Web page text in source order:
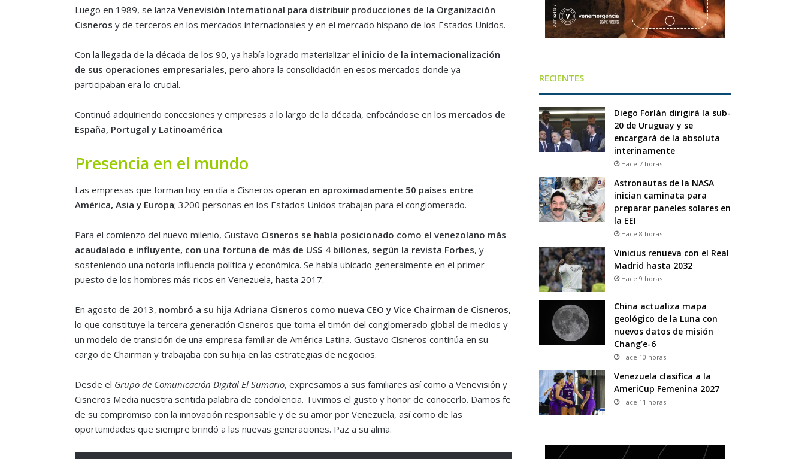
Luego en 1989, se lanza Venevisión International para distribuir producciones de la Organización
Cisneros y de terceros en los mercados internacionales y en el mercado hispano de los Estados Unidos.
Con la llegada de la década de los 90, ya había logrado materializar el inicio de la internacionalización
de sus operaciones empresariales, pero ahora la consolidación en esos mercados donde ya
participaban era lo crucial.
Continuó adquiriendo concesiones y empresas a lo largo de la década, enfocándose en los mercados de
España, Portugal y Latinoamérica.
Presencia en el mundo
Las empresas que forman hoy en día a Cisneros operan en aproximadamente 50 países entre
América, Asia y Europa; 3200 personas en los Estados Unidos trabajan para el conglomerado.
Para el comienzo del nuevo milenio, Gustavo Cisneros se había posicionado como el venezolano más
acaudalado e influyente, con una fortuna de más de US$ 4 billones, según la revista Forbes, y
sosteniendo una notoria influencia política y económica. Se había ubicado generalmente en el primer
puesto de los hombres más ricos en Venezuela, hasta 2017.
En agosto de 2013, nombró a su hija Adriana Cisneros como nueva CEO y Vice Chairman de Cisneros,
lo que constituye la tercera generación Cisneros que toma el timón del conglomerado global de medios y
un modelo de transición de una empresa familiar de América Latina. Gustavo Cisneros continúa en su
cargo de Chairman y trabajaba con su hija en las estrategias de negocios.
Desde el Grupo de Comunicación Digital El Sumario, expresamos a sus familiares así como a Venevisión y
Cisneros Media nuestra sentida palabra de condolencia. Tuvimos el gusto y honor de conocerlo. Damos fe
de su compromiso con la innovación responsable y de su amor por Venezuela, así como de las
oportunidades que siempre brindó a las nuevas generaciones. Paz a su alma.
RECIENTES
Diego Forlán dirigirá la sub-
20 de Uruguay y se
encargará de la absoluta
interinamente
Hace 7 horas
Astronautas de la NASA
inician caminata para
preparar paneles solares en
la EEI
Hace 8 horas
Vinicius renueva con el Real
Madrid hasta 2032
Hace 9 horas
China actualiza mapa
geológico de la Luna con
nuevos datos de misión
Chang’e-6
Hace 10 horas
Venezuela clasifica a la
AmeriCup Femenina 2027
Hace 11 horas